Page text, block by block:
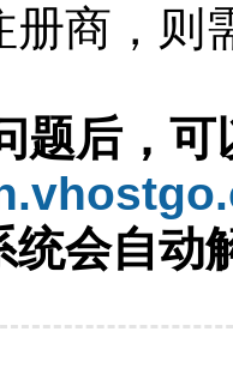
册商，则
题后，可
统会自动